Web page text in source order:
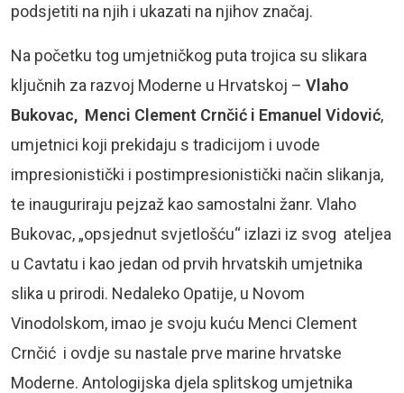
podsjetiti na njih i ukazati na njihov značaj.
Na početku tog umjetničkog puta trojica su slikara
ključnih za razvoj Moderne u Hrvatskoj – Vlaho
Bukovac, Menci Clement Crnčić i Emanuel Vidović,
umjetnici koji prekidaju s tradicijom i uvode
impresionistički i postimpresionistički način slikanja,
te inauguriraju pejzaž kao samostalni žanr. Vlaho
Bukovac, „opsjednut svjetlošću“ izlazi iz svog ateljea
u Cavtatu i kao jedan od prvih hrvatskih umjetnika
slika u prirodi. Nedaleko Opatije, u Novom
Vinodolskom, imao je svoju kuću Menci Clement
Crnčić i ovdje su nastale prve marine hrvatske
Moderne. Antologijska djela splitskog umjetnika